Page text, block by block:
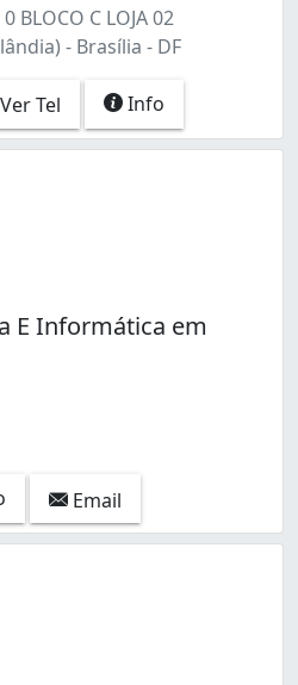
BLOCO C LOJA 02
- Brasília - DF
Ver Tel Info
E Informática em
Email